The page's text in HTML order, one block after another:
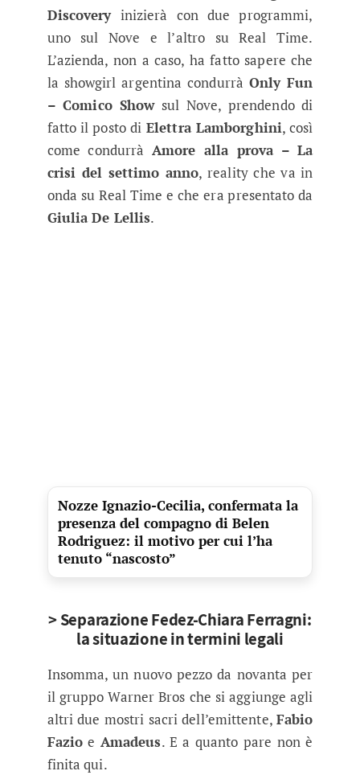
Discoveryinizierà con due programmi,
uno sul Nove e l’altro su Real Time.
L’azienda, non a caso, ha fatto sapere che
la showgirl argentina condurrà Only Fun
– Comico Showsul Nove, prendendo di
fatto il posto di Elettra Lamborghini, così
come condurrà Amore alla prova – La
crisi del settimo anno, reality che va in
onda su Real Time e che era presentato da
Giulia De Lellis.
Nozze Ignazio-Cecilia, confermata la
presenza del compagno di Belen
Rodriguez: il motivo per cui l’ha
tenuto “nascosto”
> Separazione Fedez-Chiara Ferragni:
la situazione in termini legali
Insomma, un nuovo pezzo da novanta per
il gruppo Warner Bros che si aggiunge agli
altri due mostri sacri dell’emittente, Fabio
Fazio e Amadeus. E a quanto pare non è
finita qui.